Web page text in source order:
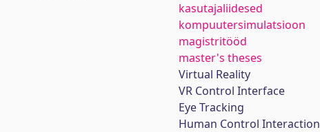
kasutajaliidesed
kompuutersimulatsioon
magistritööd
master's theses
Virtual Reality
VR Control Interface
Eye Tracking
Human Control Interaction